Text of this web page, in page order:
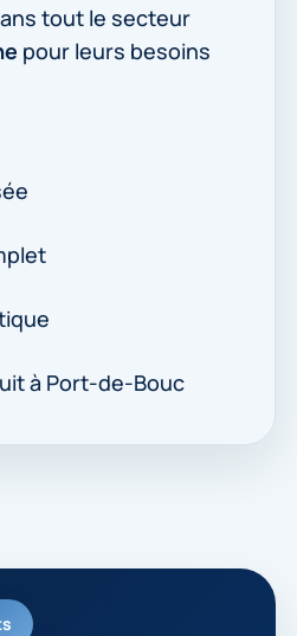
tout le secteur
pour leurs besoins
à Port-de-Bouc